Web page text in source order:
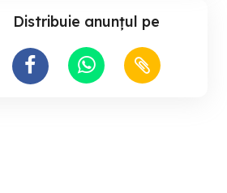
Distribuie anunțul pe